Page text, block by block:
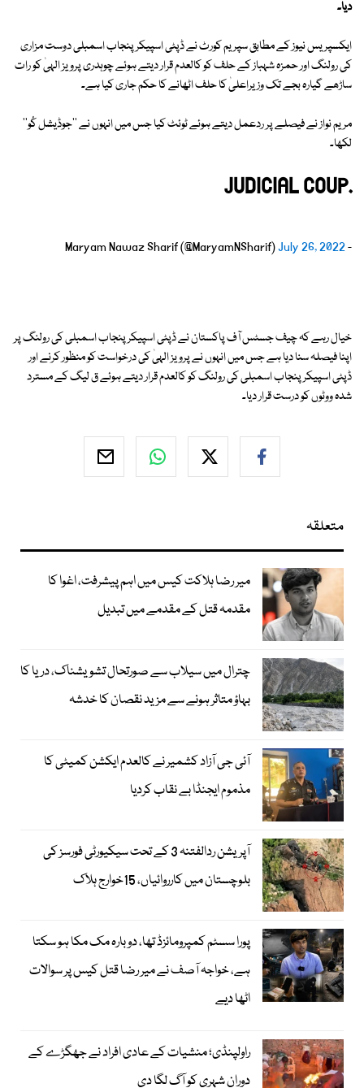
دیا۔
ایکسپریس نیوز کے مطابق سپریم کورٹ نے ڈپٹی اسپیکر پنجاب اسمبلی دوست مزاری
کی رولنگ اور حمزہ شہباز کے حلف کو کالعدم قرار دیتے ہوئے چوہدری پرویز الہیٰ کو رات
ساڑھے گیارہ بجے تک وزیراعلیٰ کا حلف اٹھانے کا حکم جاری کیا ہے۔
مریم نواز نے فیصلے پر ردعمل دیتے ہوئے ٹوئٹ کیا جس میں انہوں نے ''جوڈیشل کُو''
لکھا۔
JUDICIAL COUP.
- Maryam Nawaz Sharif (@MaryamNSharif)
July 26, 2022
خیال رہے کہ چیف جسٹس آف پاکستان نے ڈپٹی اسپیکر پنجاب اسمبلی کی رولنگ پر
اپنا فیصلہ سنا دیا ہے جس میں انہوں نے پرویز الہیٰ کی درخواست کو منظور کرنے اور
ڈپٹی اسپیکر پنجاب اسمبلی کی رولنگ کو کالعدم قرار دیتے ہوئے ق لیگ کے مسترد
شدہ ووٹوں کو درست قرار دیا۔
متعلقہ
میر رضا ہلاکت کیس میں اہم پیشرفت، اغوا کا
مقدمہ قتل کے مقدمے میں تبدیل
چترال میں سیلاب سے صورتحال تشویشناک، دریا کا
بہاؤ متاثر ہونے سے مزید نقصان کا خدشہ
آئی جی آزاد کشمیر نے کالعدم ایکشن کمیٹی کا
مذموم ایجنڈا بے نقاب کردیا
آپریشن ردالفتنہ 3 کے تحت سیکیورٹی فورسز کی
بلوچستان میں کارروائیاں، 15خوارج ہلاک
پورا سسٹم کمپرومائزڈ تھا، دوبارہ مک مکا ہو سکتا
ہے، خواجہ آصف نے میر رضا قتل کیس پر سوالات
اٹھا دیے
راولپنڈی؛ منشیات کے عادی افراد نے جھگڑے کے
دوران شہری کو آگ لگا دی